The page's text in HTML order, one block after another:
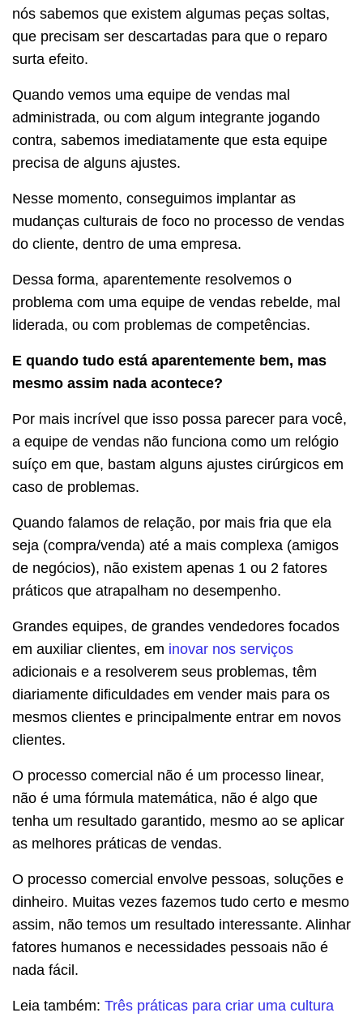
nós sabemos que existem algumas peças soltas,
que precisam ser descartadas para que o reparo
surta efeito.
Quando vemos uma equipe de vendas mal
administrada, ou com algum integrante jogando
contra, sabemos imediatamente que esta equipe
precisa de alguns ajustes.
Nesse momento, conseguimos implantar as
mudanças culturais de foco no processo de vendas
do cliente, dentro de uma empresa.
Dessa forma, aparentemente resolvemos o
problema com uma equipe de vendas rebelde, mal
liderada, ou com problemas de competências.
E quando tudo está aparentemente bem, mas
mesmo assim nada acontece?
Por mais incrível que isso possa parecer para você,
a equipe de vendas não funciona como um relógio
suíço em que, bastam alguns ajustes cirúrgicos em
caso de problemas.
Quando falamos de relação, por mais fria que ela
seja (compra/venda) até a mais complexa (amigos
de negócios), não existem apenas 1 ou 2 fatores
práticos que atrapalham no desempenho.
Grandes equipes, de grandes vendedores focados
em auxiliar clientes, em inovar nos serviços
adicionais e a resolverem seus problemas, têm
diariamente dificuldades em vender mais para os
mesmos clientes e principalmente entrar em novos
clientes.
O processo comercial não é um processo linear,
não é uma fórmula matemática, não é algo que
tenha um resultado garantido, mesmo ao se aplicar
as melhores práticas de vendas.
O processo comercial envolve pessoas, soluções e
dinheiro. Muitas vezes fazemos tudo certo e mesmo
assim, não temos um resultado interessante. Alinhar
fatores humanos e necessidades pessoais não é
nada fácil.
Leia também: Três práticas para criar uma cultura